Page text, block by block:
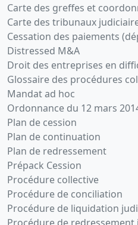
Carte des greffes et
Carte des tribunaux
Cessation des paiements
Distressed M&A
Droit des entreprises en
Glossaire des procédures
Mandat ad hoc
Ordonnance du 12 mars
Plan de cession
Plan de continuation
Plan de redressement
Prépack Cession
Procédure collective
Procédure de conciliation
Procédure de liquidation